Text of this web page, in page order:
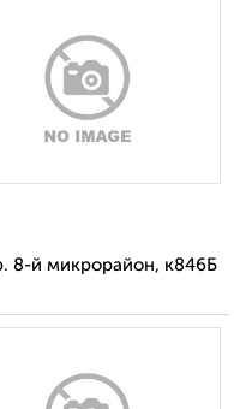
8-й микрорайон, к846Б